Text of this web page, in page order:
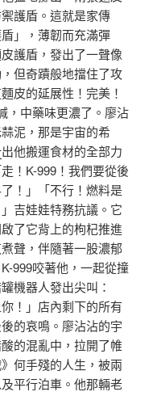
護盾。這就是家傳
」，薄韌而充滿彈
護盾，發出了一聲像
但奇蹟般地擋住了攻
皮的延展性！完美！
，中藥味更濃了。廖沾
泥，那是宇宙的希
出他搬運食材的全部力
！K-999！我們要從後
！」「不行！燃料是
吉娃娃特務抗議。它
了它背上的枸杞推進
聲，伴隨著一股濃郁
999咬著他，一起從撞
機器人發出尖叫：
！」店內剩下的所有
的哀鳴。廖沾沾的宇
的混亂中，拉開了帷
何手殘的人生，被兩
平行泊車。他那輛老